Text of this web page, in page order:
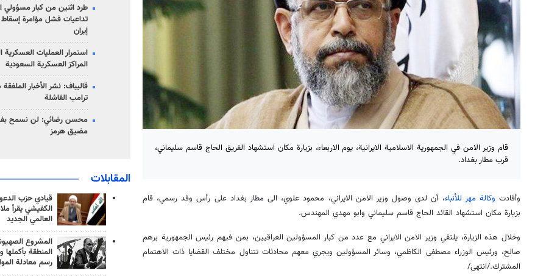
قام وزير الامن في الجمهورية الاسلامية الايرانية، يوم الاربعاء، بزيارة مكان استشهاد الفريق الحاج قاسم سليماني،
قرب مطار بغداد.
وأفادت وكالة مهر للأنباء، أن لدى وصول وزير الامن الايراني، محمود علوي، الى مطار بغداد على رأس وفد رسمي، قام
بزيارة مكان استشهاد القائد الحاج قاسم سليماني وابو مهدي المهندس.
وخلال هذه الزيارة، يلتقي وزير الامن الايراني مع عدد من كبار المسؤولين العراقيين، بمن فيهم رئيس الجمهورية برهم
صالح، ورئيس الوزراء مصطفى الكاظمي، وسائر المسؤولين ويجري معهم محادثات تتناول مختلف القضايا ذات الاهتمام
المشترك./انتهى/
طرد اثنين من كبار مسؤولي
تداعيات فشل مؤامرة إسقاط
إيران
استمرار العمليات العسكرية
المراكز العسكرية السعودية
قاليباف: نشر الأخبار
ترامب الفاشلة
محسن رضائي: لن نسمح
مضيق هرمز
المقابلات
قيادي حزب
الكفيشي يقرأ
العالمي الجديد
المشروع
المنطقة بأكملها
رسم معادلة